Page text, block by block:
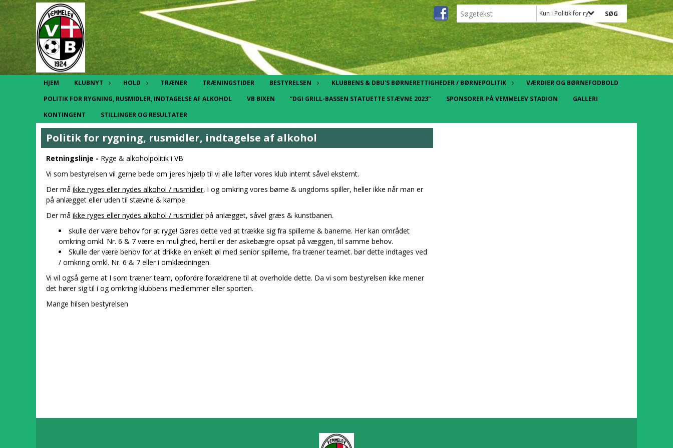
Kun i Politik for rygning, rusmidler, indtagelse
HJEM KLUBNYT HOLD TRÆNER TRÆNINGSTIDER BESTYRELSEN KLUBBENS & DBU'S BØRNERETTIGHEDER / BØRNEPOLITIK
VÆRDIER OG BØRNEFODBOLD
POLITIK FOR RYGNING, RUSMIDLER, INDTAGELSE AF ALKOHOL
VB BIXEN ”DGI GRILL-BASSEN STATUETTE STÆVNE 2023" SPONSORER PÅ VEMMELEV STADION
GALLERI
KONTINGENT
STILLINGER OG RESULTATER
Politik for rygning, rusmidler, indtagelse af alkohol
Retningslinje - Ryge & alkoholpolitik i VB
Vi som bestyrelsen vil gerne bede om jeres hjælp til vi alle løfter vores klub internt såvel eksternt.
Der må ikke ryges eller nydes alkohol / rusmidler, i og omkring vores børne & ungdoms spiller, heller ikke når man er
på anlægget eller uden til stævne & kampe.
Der må ikke ryges eller nydes alkohol / rusmidlerpå anlægget, såvel græs & kunstbanen.
skulle der være behov for at ryge! Gøres dette ved at trække sig fra spillerne & banerne. Her kan området
omkring omkl. Nr. 6 & 7 være en mulighed, hertil er der askebægre opsat på væggen, til samme behov.
Skulle der være behov for at drikke en enkelt øl med senior spillerne, fra træner teamet. bør dette indtages ved
/ omkring omkl. Nr. 6 & 7 eller i omklædningen.
Vi vil også gerne at I som træner team, opfordre forældrene til at overholde dette. Da vi som bestyrelsen ikke mener
det hører sig til i og omkring klubbens medlemmer eller sporten.
Mange hilsen bestyrelsen